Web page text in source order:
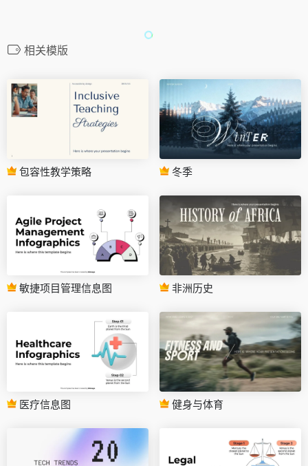
相关模版
包容性教学策略 冬季
敏捷项目管理信息图 非洲历史
医疗信息图 健身与体育